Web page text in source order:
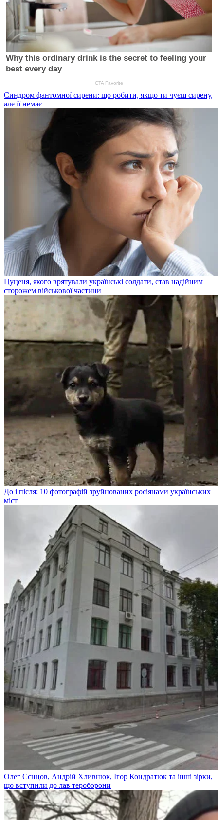
Синдром фантомної сирени: що робити, якщо ти чуєш сирену,
але її немає
Цуценя, якого врятували українські солдати, став надійним
сторожем військової частини
До і після: 10 фотографій зруйнованих росіянами українських
міст
Олег Сєнцов, Андрій Хливнюк, Ігор Кондратюк та інші зірки,
що вступили до лав тероборони